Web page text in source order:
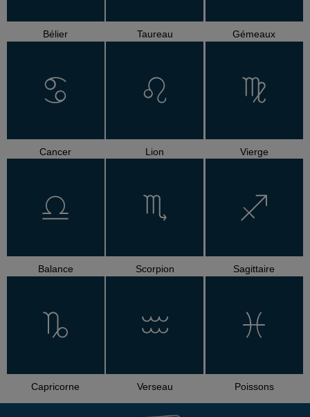
Bélier Taureau Gémeaux
Cancer Lion Vierge
Balance Scorpion Sagittaire
Capricorne Verseau Poissons